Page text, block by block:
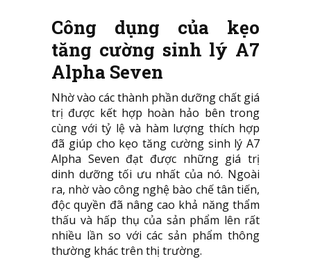
Công dụng của kẹo
tăng cường sinh lý A7
Alpha Seven
Nhờ vào các thành phần dưỡng chất giá
trị được kết hợp hoàn hảo bên trong
cùng với tỷ lệ và hàm lượng thích hợp
đã giúp cho kẹo tăng cường sinh lý A7
Alpha Seven đạt được những giá trị
dinh dưỡng tối ưu nhất của nó. Ngoài
ra, nhờ vào công nghệ bào chế tân tiến,
độc quyền đã nâng cao khả năng thẩm
thấu và hấp thụ của sản phẩm lên rất
nhiều lần so với các sản phẩm thông
thường khác trên thị trường.